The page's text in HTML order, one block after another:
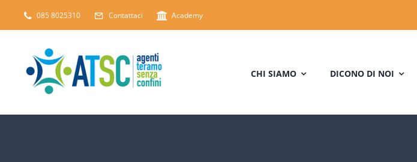
085 8025310 Contattaci Academy
CHI SIAMO DICONO DI NOI